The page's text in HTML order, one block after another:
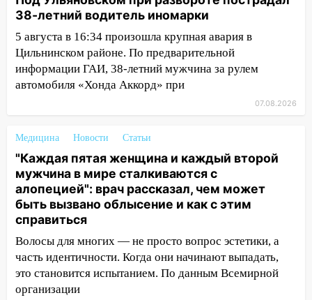
12:34 На Ульяновскую область
надвигается сильнейшая непогода: град
и шквал до 27 м/с
12:31
Ульяновец хотел купить иномарку
из Европы и потерял 760 тысяч рублей
пострадал 14-летний подросток
12:00 Где есть бензин в Ульяновске 7
августа: список АЗС
11:50 Заснул рядом с ребёнком и
случайно задушил его: суд вынес
11:38 В Ленинском районе пожар
полностью уничтожил дачный дом и
сарай
38-летний водитель иномарки
5 августа в 16:34 произошла крупная авария в
Цильнинском районе. По предварительной
информации ГАИ, 38-летний мужчина за рулем
автомобиля «Хонда Аккорд» при
07.08.2026
Медицина Новости Статьи
"Каждая пятая женщина и каждый второй
мужчина в мире сталкиваются с
алопецией": врач рассказал, чем может
быть вызвано облысение и как с этим
справиться
Волосы для многих — не просто вопрос эстетики, а
часть идентичности. Когда они начинают выпадать,
это становится испытанием. По данным Всемирной
организации